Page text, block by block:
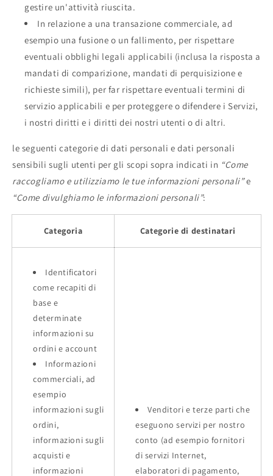
gestire un'attività riuscita.
In relazione a una transazione commerciale, ad
esempio una fusione o un fallimento, per rispettare
eventuali obblighi legali applicabili (inclusa la risposta a
mandati di comparizione, mandati di perquisizione e
richieste simili), per far rispettare eventuali termini di
servizio applicabili e per proteggere o difendere i Servizi,
i nostri diritti e i diritti dei nostri utenti o di altri.
le seguenti categorie di dati personali e dati personali
sensibili sugli utenti per gli scopi sopra indicati in “Come
raccogliamo e utilizziamo le tue informazioni personali”e
“Come divulghiamo le informazioni personali”:
Categoria Categorie di destinatari
Identificatori
come recapiti di
base e
determinate
informazioni su
ordini e account
Informazioni
commerciali, ad
esempio
informazioni sugli
ordini,
informazioni sugli
acquisti e
informazioni
Venditori e terze parti che
eseguono servizi per nostro
conto (ad esempio fornitori
di servizi Internet,
elaboratori di pagamento,